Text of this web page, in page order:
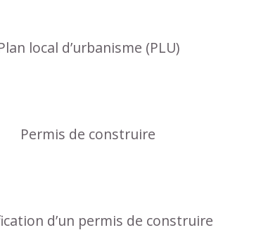
local d’urbanisme (PLU)
Permis de construire
d’un permis de construire